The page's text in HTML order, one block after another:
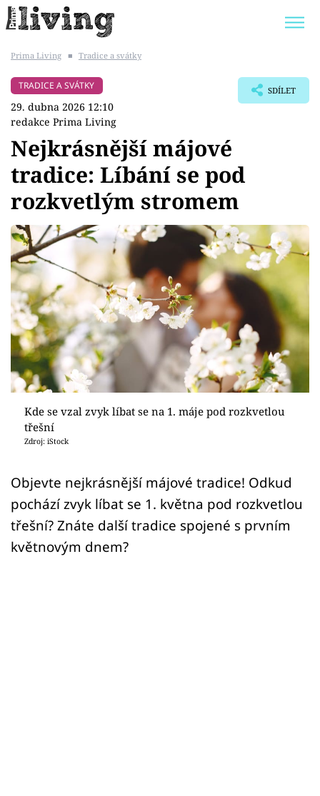
BYDLENÍ SLAVNÝCH
Témata
Bydlení
Zahrada
Design
Sledujte prima+
Přihlášení
Sledujte nás
Prima Living ■ Tradice a svátky
TRADICE A SVÁTKY
29. dubna 2026 12:10
redakce Prima Living
SDÍLET
Nejkrásnější májové
tradice: Líbání se pod
rozkvetlým stromem
Kde se vzal zvyk líbat se na 1. máje pod rozkvetlou
třešní
Zdroj: iStock
Objevte nejkrásnější májové tradice! Odkud
pochází zvyk líbat se 1. května pod rozkvetlou
třešní? Znáte další tradice spojené s prvním
květnovým dnem?